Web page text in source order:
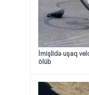
İmişlidə uşaq
ölüb